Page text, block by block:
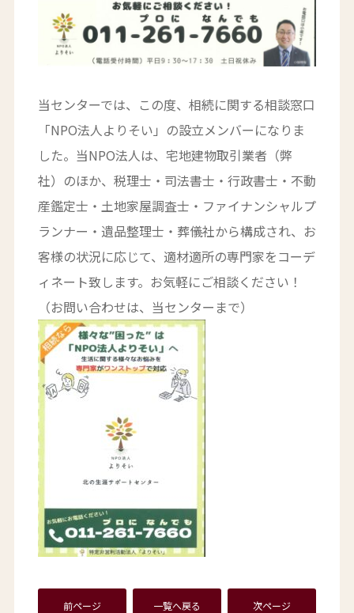
当センターでは、この度、相続に関する相談窓口
「NPO法人よりそい」の設立メンバーになりま
した。当NPO法人は、宅地建物取引業者（弊
社）のほか、税理士・司法書士・行政書士・不動
産鑑定士・土地家屋調査士・ファイナンシャルプ
ランナー・遺品整理士・葬儀社から構成され、お
客様の状況に応じて、適材適所の専門家をコーデ
ィネート致します。お気軽にご相談ください！
（お問い合わせは、当センターまで）
前ページ 一覧へ戻る 次ページ